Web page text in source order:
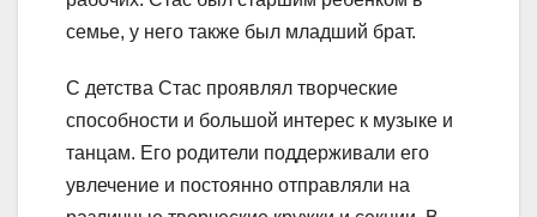
семье, у него также был младший брат.
С детства Стас проявлял творческие
способности и большой интерес к музыке и
танцам. Его родители поддерживали его
увлечение и постоянно отправляли на